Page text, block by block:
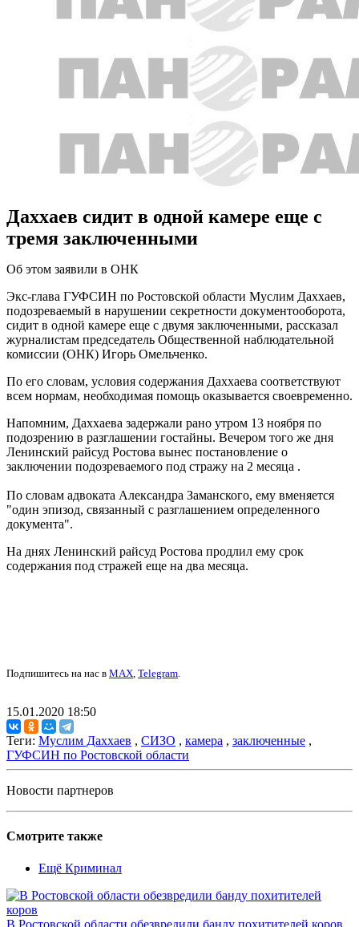
Даххаев сидит в одной камере еще с
тремя заключенными
Об этом заявили в ОНК
Экс-глава ГУФСИН по Ростовской области Муслим Даххаев,
подозреваемый в нарушении секретности документооборота,
сидит в одной камере еще с двумя заключенными, рассказал
журналистам председатель Общественной наблюдательной
комиссии (ОНК) Игорь Омельченко.
По его словам, условия содержания Даххаева соответствуют
всем нормам, необходимая помощь оказывается своевременно.
Напомним, Даххаева задержали рано утром 13 ноября по
подозрению в разглашении гостайны. Вечером того же дня
Ленинский райсуд Ростова вынес постановление о
заключении подозреваемого под стражу на 2 месяца .
По словам адвоката Александра Заманского, ему вменяется
"один эпизод, связанный с разглашением определенного
документа".
На днях Ленинский райсуд Ростова продлил ему срок
содержания под стражей еще на два месяца.
Подпишитесь на нас в MAX, Telegram.
15.01.2020 18:50
Теги: Муслим Даххаев , СИЗО , камера , заключенные ,
ГУФСИН по Ростовской области
Новости партнеров
Смотрите также
Ещё Криминал
В Ростовской области обезвредили банду похитителей коров